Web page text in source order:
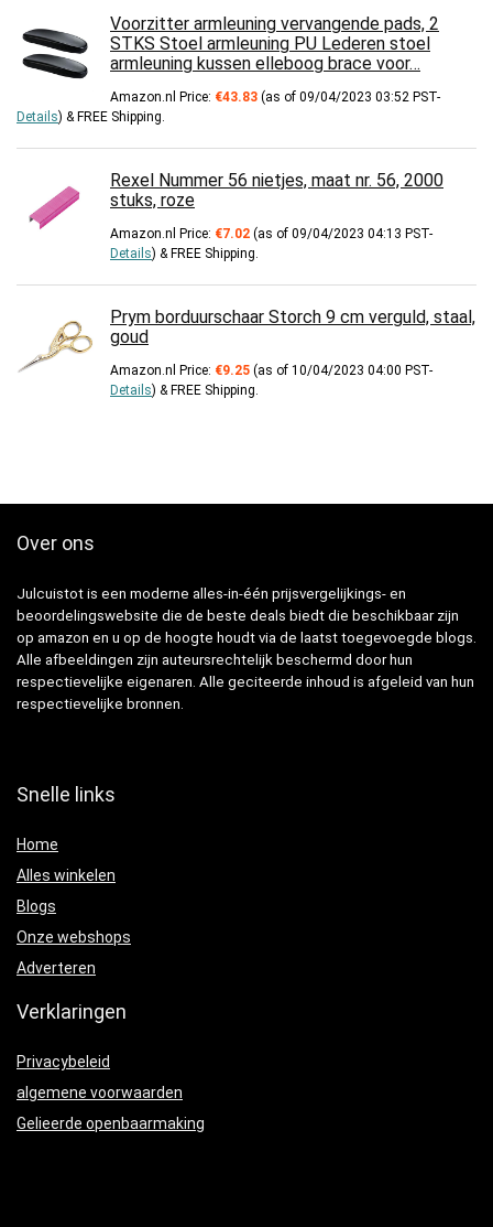
Voorzitter armleuning vervangende pads, 2
STKS Stoel armleuning PU Lederen stoel
armleuning kussen elleboog brace voor…
Amazon.nl Price: €43.83 (as of 09/04/2023 03:52 PST-
Details) & FREE Shipping.
Rexel Nummer 56 nietjes, maat nr. 56, 2000
stuks, roze
Amazon.nl Price: €7.02 (as of 09/04/2023 04:13 PST-
Details) & FREE Shipping.
Prym borduurschaar Storch 9 cm verguld, staal,
goud
Amazon.nl Price: €9.25 (as of 10/04/2023 04:00 PST-
Details) & FREE Shipping.
Over ons
Julcuistot is een moderne alles-in-één prijsvergelijkings- en
beoordelingswebsite die de beste deals biedt die beschikbaar zijn
op amazon en u op de hoogte houdt via de laatst toegevoegde blogs.
Alle afbeeldingen zijn auteursrechtelijk beschermd door hun
respectievelijke eigenaren. Alle geciteerde inhoud is afgeleid van hun
respectievelijke bronnen.
Snelle links
Home
Alles winkelen
Blogs
Onze webshops
Adverteren
Verklaringen
Privacybeleid
algemene voorwaarden
Gelieerde openbaarmaking